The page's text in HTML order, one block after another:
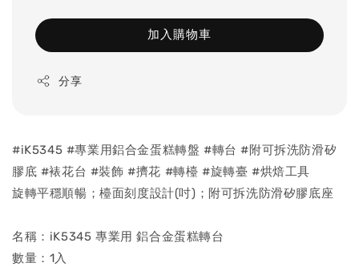
加入購物車
分享
#iK5345 #專業用鋁合金蛋糕轉盤 #轉台 #附可拆洗防滑矽
膠底 #裱花台 #裝飾 #擠花 #轉檯 #旋轉臺 #烘焙工具
旋轉平穩順暢；檯面刻度設計(吋)；附可拆洗防滑矽膠底座
名稱：iK5345 專業用 鋁合金蛋糕轉台
數量：1入